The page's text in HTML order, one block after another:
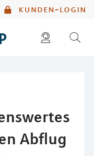
kunden-login
Abflug